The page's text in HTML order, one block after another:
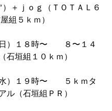
）＋ｊｏｇ（ＴＯＴＡＬ６
組５ｋｍ）
）１８時〜　　８〜１４
石垣組１０ｋｍ）
）１９時〜　　５ｋｍタ
ル（石垣組ＰＲ）